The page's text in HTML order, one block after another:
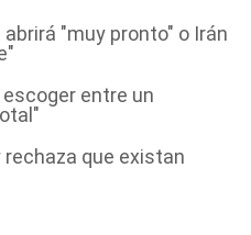
"muy pronto" o Irán
entre un
que existan